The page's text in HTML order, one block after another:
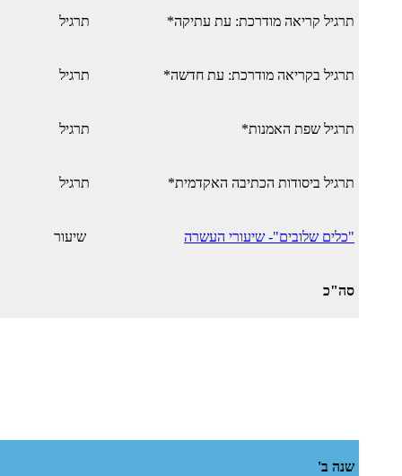
תרגיל קריאה מודרכת: עת עתיקה* תרגיל
תרגיל בקריאה מודרכת: עת חדשה* תרגיל
תרגיל שפת האמנות* תרגיל
תרגיל ביסודות הכתיבה האקדמית* תרגיל
"כלים שלובים"- שיעורי העשרה שיעור
סה"כ
שנה ב'